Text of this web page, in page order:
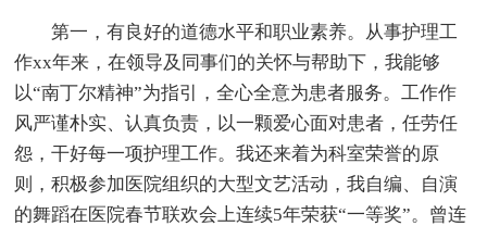
第一，有良好的道德水平和职业素养。从事护理工
作xx年来，在领导及同事们的关怀与帮助下，我能够
以“南丁尔精神”为指引，全心全意为患者服务。工作作
风严谨朴实、认真负责，以一颗爱心面对患者，任劳任
怨，干好每一项护理工作。我还来着为科室荣誉的原
则，积极参加医院组织的大型文艺活动，我自编、自演
的舞蹈在医院春节联欢会上连续5年荣获“一等奖”。曾连